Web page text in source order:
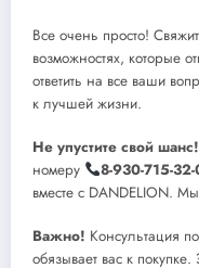
Все очень просто!
возможностях, которые
ответить на все ваши
к лучшей жизни.
Не упустите свой шанс!
номеру
8-930-715-
вместе с DANDELION.
Важно! Консультация
обязывает вас к